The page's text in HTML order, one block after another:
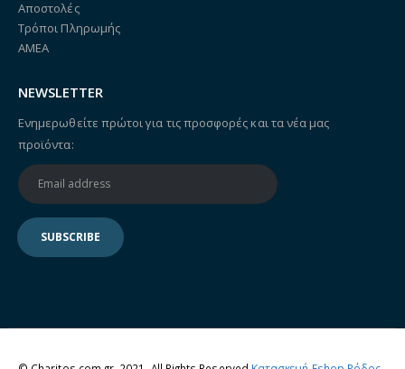
Αποστολές
Τρόποι Πληρωμής
ΑΜΕΑ
NEWSLETTER
Ενημερωθείτε πρώτοι για τις προσφορές και τα νέα μας
προϊόντα: